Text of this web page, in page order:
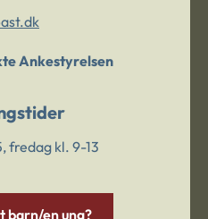
Ankestyrelsen
fredag kl. 9-13
barn/en ung?